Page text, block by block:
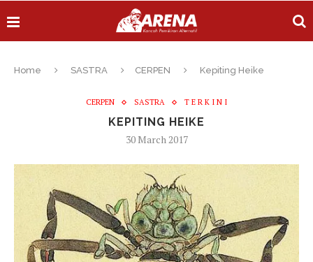
Home SASTRA CERPEN Kepiting Heike
CERPEN SASTRA T E R K I N I
KEPITING HEIKE
30 March 2017